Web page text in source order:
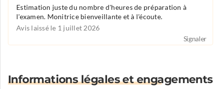
Estimation juste du nombre d'heures de préparation à
l'examen. Monitrice bienveillante et à l'écoute.
Avis laissé le 1 juillet 2026
Signaler
Informations légales et engagements